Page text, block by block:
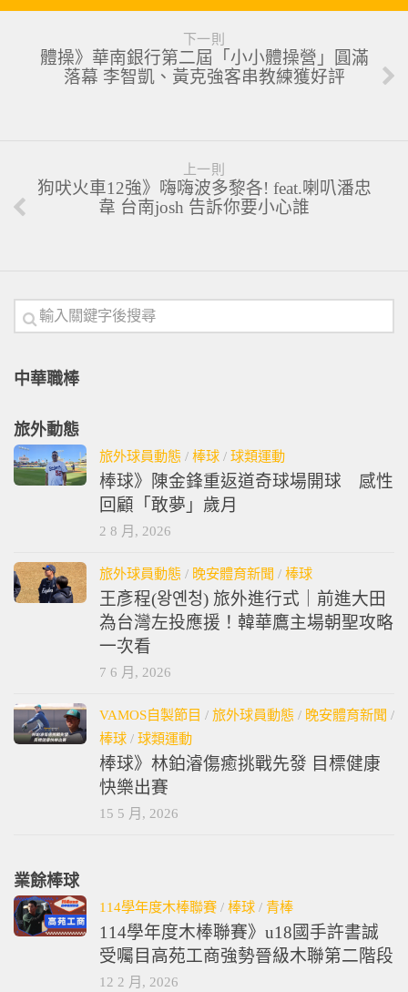
下一則
體操》華南銀行第二屆「小小體操營」圓滿
落幕 李智凱、黃克強客串教練獲好評
上一則
狗吠火車12強》嗨嗨波多黎各! feat.喇叭潘忠
韋 台南josh 告訴你要小心誰
中華職棒
旅外動態
旅外球員動態 / 棒球 / 球類運動
棒球》陳金鋒重返道奇球場開球 感性
回顧「敢夢」歲月
2 8 月, 2026
旅外球員動態 / 晚安體育新聞 / 棒球
王彥程(왕옌청) 旅外進行式｜前進大田
為台灣左投應援！韓華鷹主場朝聖攻略
一次看
7 6 月, 2026
VAMOS自製節目 / 旅外球員動態 / 晚安體育新聞 /
棒球 / 球類運動
棒球》林鉑濬傷癒挑戰先發 目標健康
快樂出賽
15 5 月, 2026
業餘棒球
114學年度木棒聯賽 / 棒球 / 青棒
114學年度木棒聯賽》u18國手許書誠
受囑目高苑工商強勢晉級木聯第二階段
12 2 月, 2026